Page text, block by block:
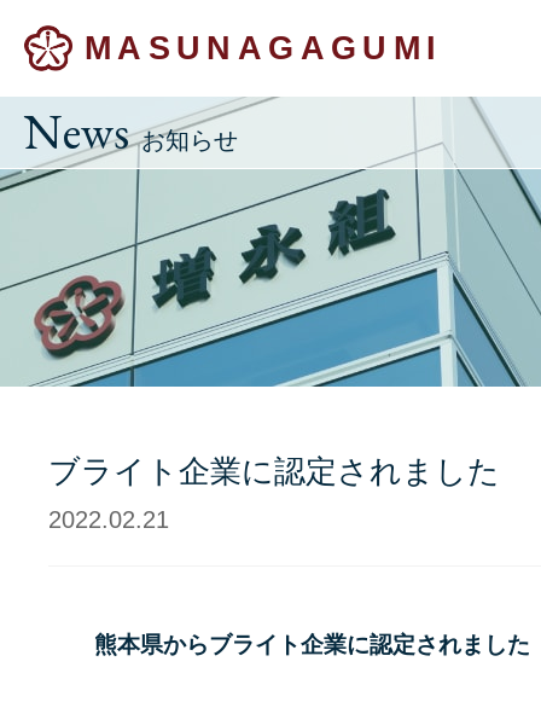
MASUNAGAGUMI
News お知らせ
ブライト企業に認定されました
2022.02.21
熊本県からブライト企業に認定されました